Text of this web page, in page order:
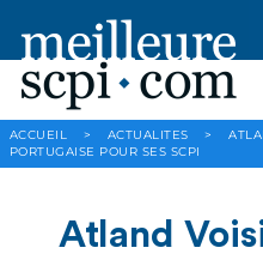
ACCUEIL > ACTUALITES >
PORTUGAISE POUR SES SCPI
Atland